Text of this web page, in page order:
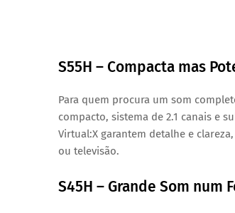
S55H – Compacta mas
Para quem procura um som
compacto, sistema de 2.1 canais e
Virtual:X garantem detalhe e
ou televisão.
S45H – Grande Som num